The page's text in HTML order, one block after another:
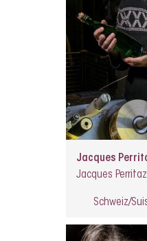
Jacques
Jacques Perritaz
Schweiz/